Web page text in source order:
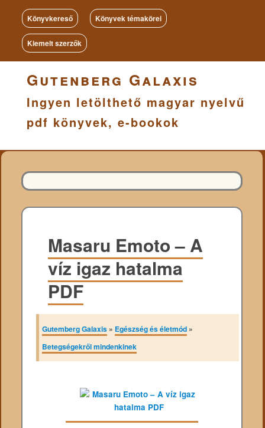
Könyvkereső Könyvek témakörei
Kiemelt szerzők
Gutenberg Galaxis
Ingyen letölthető magyar nyelvű
pdf könyvek, e-bookok
Masaru Emoto – A
víz igaz hatalma
PDF
Gutemberg Galaxis » Egészség és életmód »
Betegségekről mindenkinek